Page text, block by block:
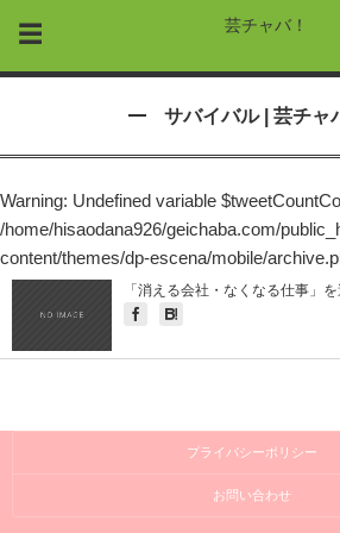
芸チャバ！
サバイバル | 芸チャ
Warning: Undefined variable
/home/hisaodana926/geichaba.com/
content/themes/dp-escena/mobile/
「消える会社・なくなる仕事」
プライバシーポリシー
お問い合わせ